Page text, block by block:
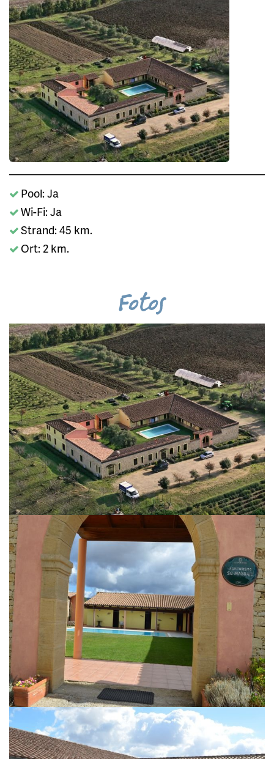
Pool: Ja
Wi-Fi: Ja
Strand: 45 km.
Ort: 2 km.
Fotos